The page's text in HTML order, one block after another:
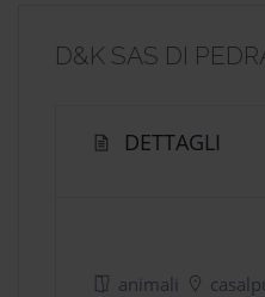
D&K SAS DI
DETTAGLI
animali